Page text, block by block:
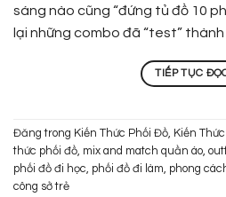
sáng nào cũng “đứng tủ đồ 10
lại những combo đã “test”
TIẾP TỤC
Đăng trong Kiến Thức Phối Đồ, Kiến
thức phối đồ, mix and match quần áo,
phối đồ đi học, phối đồ đi làm, phong
công sở trẻ